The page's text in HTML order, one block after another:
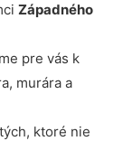
Západného
pre vás k
murára a
ktoré nie